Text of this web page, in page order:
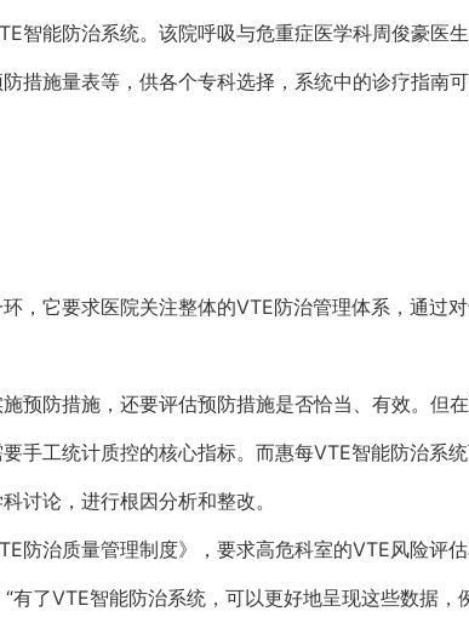
智能防治系统。该院呼吸与危重症医学科周俊豪医
措施量表等，供各个专科选择，系统中的诊疗指南
，它要求医院关注整体的VTE防治管理体系，通过
预防措施，还要评估预防措施是否恰当、有效。但
手工统计质控的核心指标。而惠每VTE智能防治系
讨论，进行根因分析和整改。
防治质量管理制度》，要求高危科室的VTE风险评
了VTE智能防治系统，可以更好地呈现这些数据，